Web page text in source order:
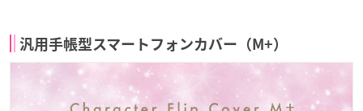
汎用手帳型スマートフォンカバー（M+）